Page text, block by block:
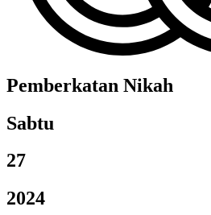
Pemberkatan Nikah
Sabtu
27
2024